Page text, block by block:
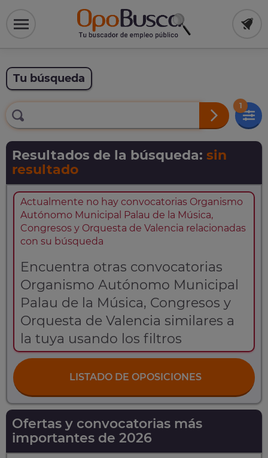
Tu búsqueda
1
Resultados de la búsqueda: sin
resultado
Actualmente no hay convocatorias Organismo
Autónomo Municipal Palau de la Música,
Congresos y Orquesta de Valencia relacionadas
con su búsqueda
Encuentra otras convocatorias
Organismo Autónomo Municipal
Palau de la Música, Congresos y
Orquesta de Valencia similares a
la tuya usando los filtros
LISTADO DE OPOSICIONES
Ofertas y convocatorias más
importantes de 2026